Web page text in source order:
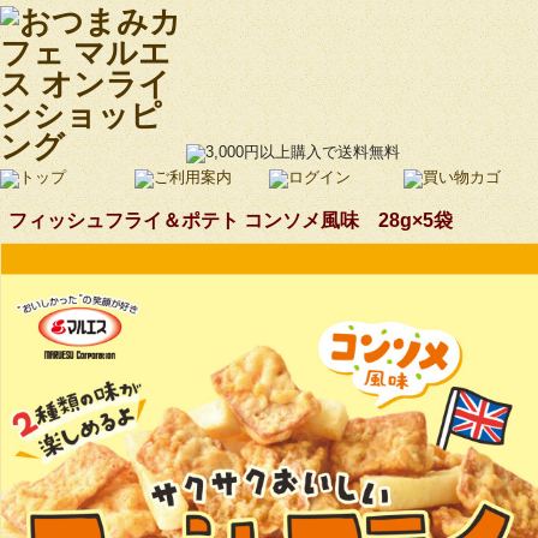
フィッシュフライ＆ポテト コンソメ風味 28g×5袋